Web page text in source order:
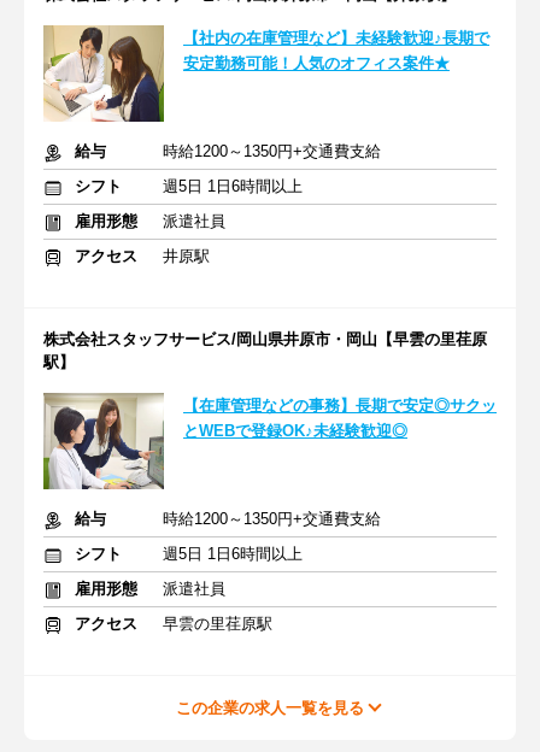
【社内の在庫管理など】未経験歓迎♪長期で
安定勤務可能！人気のオフィス案件★
給与
時給1200～1350円+交通費支給
シフト
週5日 1日6時間以上
雇用形態
派遣社員
アクセス
井原駅
株式会社スタッフサービス/岡山県井原市・岡山【早雲の里荏原
駅】
【在庫管理などの事務】長期で安定◎サクッ
とWEBで登録OK♪未経験歓迎◎
給与
時給1200～1350円+交通費支給
シフト
週5日 1日6時間以上
雇用形態
派遣社員
アクセス
早雲の里荏原駅
この企業の求人一覧を見る